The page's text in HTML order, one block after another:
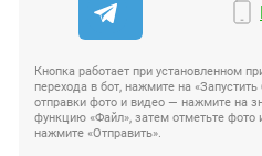
Кнопка работает при установленном
перехода в бот, нажмите на
отправки фото и видео — нажмите на
функцию «Файл», затем отметьте фото
нажмите «Отправить».